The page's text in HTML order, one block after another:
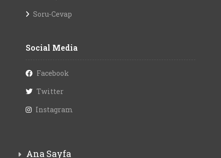
Soru-Cevap
Social Media
Facebook
Twitter
Instagram
Ana Sayfa